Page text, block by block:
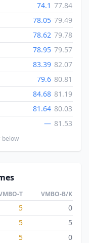
74.1 77.84
78.05 79.49
78.62 79.78
78.95 79.57
83.39 82.07
79.6 80.81
84.68 81.19
81.64 80.03
— 81.53
below
T VMBO-B/K
5
0
5
5
5
0